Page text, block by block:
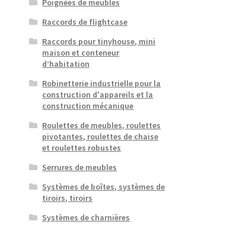
Poignées de meubles
Raccords de flightcase
Raccords pour tinyhouse, mini
maison et conteneur
d’habitation
Robinetterie industrielle pour la
construction d'appareils et la
construction mécanique
Roulettes de meubles, roulettes
pivotantes, roulettes de chaise
et roulettes robustes
Serrures de meubles
Systèmes de boîtes, systèmes de
tiroirs, tiroirs
Systèmes de charnières